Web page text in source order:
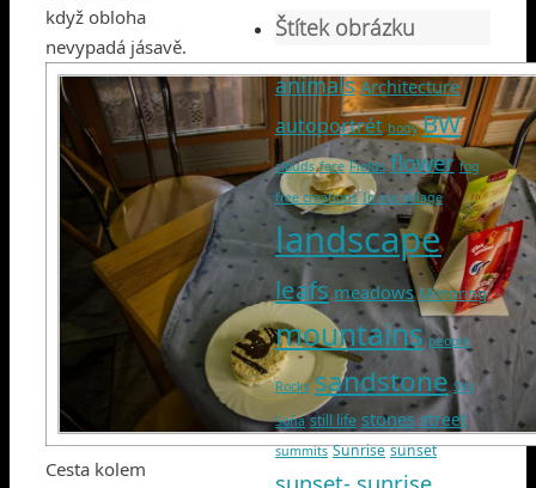
když obloha
nevypadá jásavě.
Cesta kolem
Štítek obrázku
animals Architecture
autoportrét body BW
clouds face Fields flower fog
free creations In our village
landscape
leafs meadows Mirroring
mountains people
Rocks sandstone Sky
Soňa still life stones street
summits Sunrise sunset